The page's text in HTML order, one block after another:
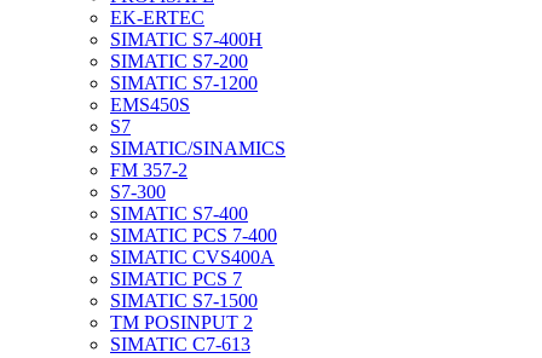
EK-ERTEC
SIMATIC S7-400H
SIMATIC S7-200
SIMATIC S7-1200
EMS450S
S7
SIMATIC/SINAMICS
FM 357-2
S7-300
SIMATIC S7-400
SIMATIC PCS 7-400
SIMATIC CVS400A
SIMATIC PCS 7
SIMATIC S7-1500
TM POSINPUT 2
SIMATIC C7-613